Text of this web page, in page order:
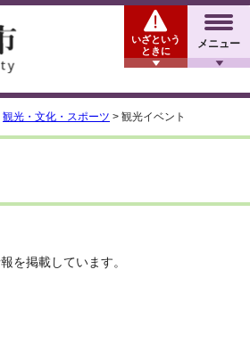
メニュー
いざという
ときに
観光・文化・スポーツ > 観光イベント
を掲載しています。